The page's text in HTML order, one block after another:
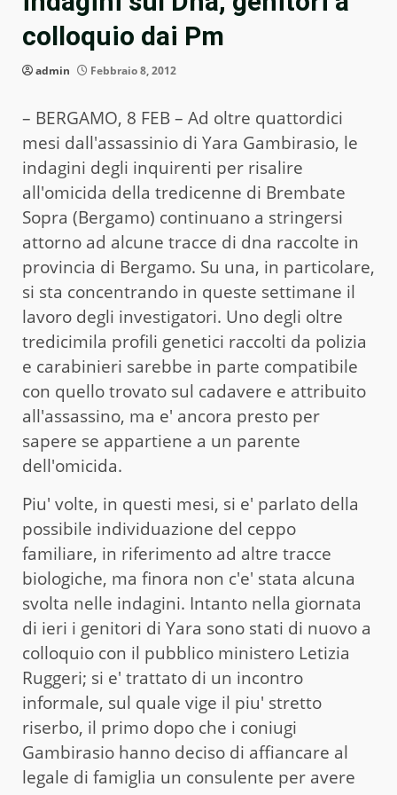
colloquio dai Pm
admin Febbraio 8, 2012
– BERGAMO, 8 FEB – Ad oltre quattordici
mesi dall'assassinio di Yara Gambirasio, le
indagini degli inquirenti per risalire
all'omicida della tredicenne di Brembate
Sopra (Bergamo) continuano a stringersi
attorno ad alcune tracce di dna raccolte in
provincia di Bergamo. Su una, in particolare,
si sta concentrando in queste settimane il
lavoro degli investigatori. Uno degli oltre
tredicimila profili genetici raccolti da polizia
e carabinieri sarebbe in parte compatibile
con quello trovato sul cadavere e attribuito
all'assassino, ma e' ancora presto per
sapere se appartiene a un parente
dell'omicida.
Piu' volte, in questi mesi, si e' parlato della
possibile individuazione del ceppo
familiare, in riferimento ad altre tracce
biologiche, ma finora non c'e' stata alcuna
svolta nelle indagini. Intanto nella giornata
di ieri i genitori di Yara sono stati di nuovo a
colloquio con il pubblico ministero Letizia
Ruggeri; si e' trattato di un incontro
informale, sul quale vige il piu' stretto
riserbo, il primo dopo che i coniugi
Gambirasio hanno deciso di affiancare al
legale di famiglia un consulente per avere